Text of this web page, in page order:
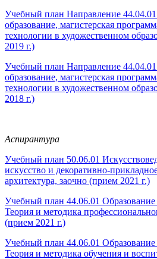
Учебный план Направление 44.04.01
образование, магистерская
технологии в художественном
2019 г.)
Учебный план Направление 44.04.01
образование, магистерская
технологии в художественном
2018 г.)
Аспирантура
Учебный план 50.06.01
искусство и декоративно-
архитектура, заочно (прием 2021 г.)
Учебный план 44.06.01 Образование
Теория и методика
(прием 2021 г.)
Учебный план 44.06.01 Образование
Теория и методика обучения и